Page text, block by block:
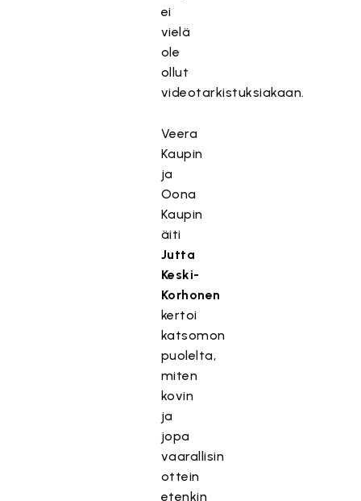
ei
vielä
ole
ollut
videotarkistuksiakaan.
Veera
Kaupin
ja
Oona
Kaupin
äiti
Jutta
Keski-
Korhonen
kertoi
katsomon
puolelta,
miten
kovin
ja
jopa
vaarallisin
ottein
etenkin